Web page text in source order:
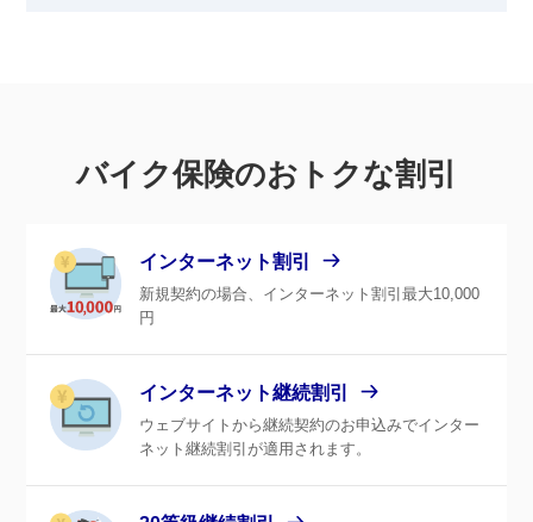
バイク保険のおトクな割引
インターネット割引
新規契約の場合、インターネット割引最大10,000
円
インターネット継続割引
ウェブサイトから継続契約のお申込みでインター
ネット継続割引が適用されます。